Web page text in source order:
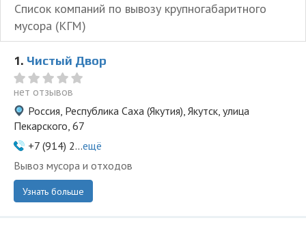
Список компаний по вывозу крупногабаритного
мусора (КГМ)
1. Чистый Двор
нет отзывов
Россия, Республика Саха (Якутия), Якутск, улица
Пекарского, 67
+7 (914) 2...ещё
Вывоз мусора и отходов
Узнать больше